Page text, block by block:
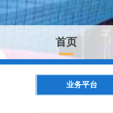
首页
业务平台